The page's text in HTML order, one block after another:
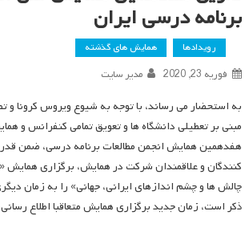
برنامه درسی ایران
رویدادها همایش های گذشته
فوریه 23, 2020 مدیر سایت
به استحضار می رساند، با توجه به شیوع ویروس کرونا
مبنی بر تعطیلی دانشگاه ها و تعویق تمامی کنفرانس و
هفدهمین همایش انجمن مطالعات برنامه درسی، ضمن
کنندگان و علاقمندان شرکت در همایش، برگزاری همایش
چالش ها و چشم اندازهای ایرانی، جهانی» را به زمان
ذکر است، زمان جدید برگزاری همایش متعاقبا اطلاع